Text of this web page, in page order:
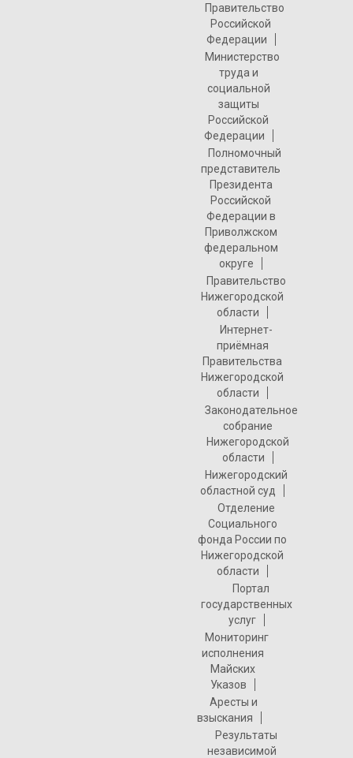
Правительство
Российской
Федерации
Министерство
труда и
социальной
защиты
Российской
Федерации
Полномочный
представитель
Президента
Российской
Федерации в
Приволжском
федеральном
округе
Правительство
Нижегородской
области
Интернет-
приёмная
Правительства
Нижегородской
области
Законодательное
собрание
Нижегородской
области
Нижегородский
областной суд
Отделение
Социального
фонда России по
Нижегородской
области
Портал
государственных
услуг
Мониторинг
исполнения
Майских
Указов
Аресты и
взыскания
Результаты
независимой